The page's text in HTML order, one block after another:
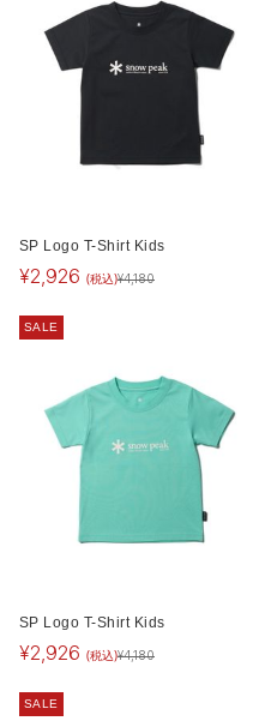
SP Logo T-Shirt Kids
¥2,926 (税込)¥4,180
SALE
SP Logo T-Shirt Kids
¥2,926 (税込)¥4,180
SALE